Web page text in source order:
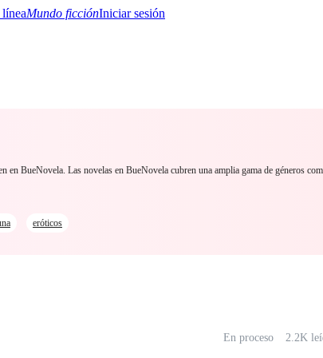
Mundo ficciónIniciar sesión
TEENParanormalMisterio/ThrillerOrientalJuegosHistoria
en BueNovela. Las novelas en BueNovela cubren una amplia gama de géneros
eróticos
En proceso 2.2K